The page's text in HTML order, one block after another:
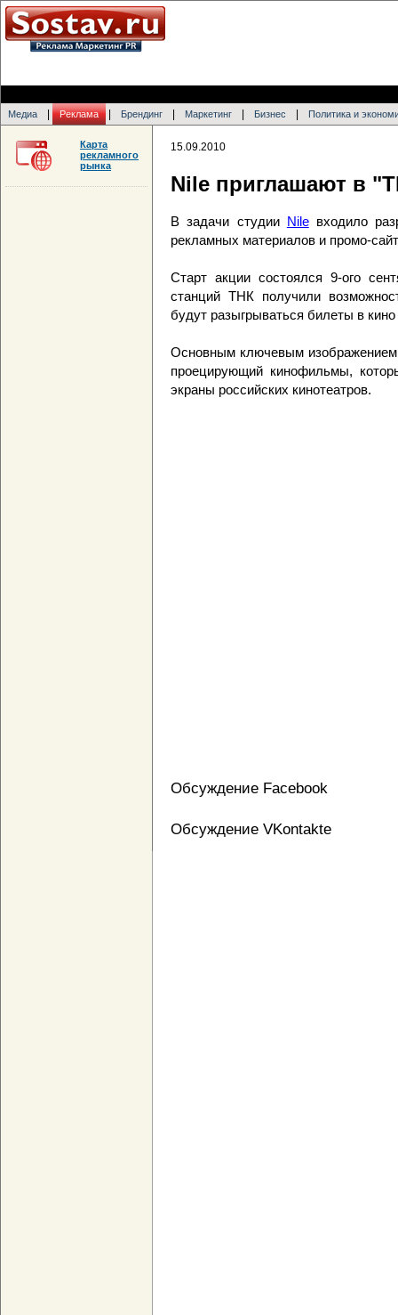
Медиа Реклама Брендинг Маркетинг Бизнес Политика и
15.09.2010
Nile приглашают в
В задачи студии Nileвходило
рекламных материалов и промо-
Старт акции состоялся 9-ого
станций ТНК получили
будут разыгрываться билеты в
Основным ключевым изображением
проецирующий кинофильмы,
экраны российских кинотеатров.
Обсуждение Facebook
Обсуждение VKontakte
Карта
рекламного
рынка